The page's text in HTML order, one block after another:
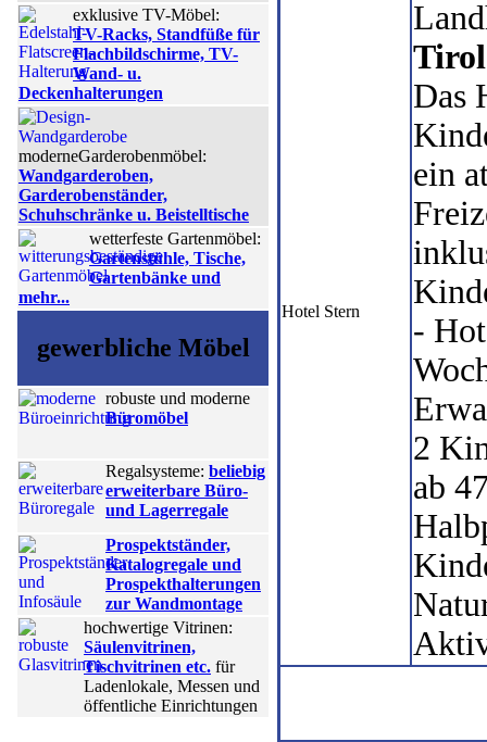
exklusive TV-Möbel:
TV-Racks, Standfüße für
Flachbildschirme, TV-
Wand- u.
Deckenhalterungen
moderneGarderobenmöbel:
Wandgarderoben,
Garderobenständer,
Schuhschränke u. Beistelltische
wetterfeste Gartenmöbel:
Gartenstühle, Tische,
Gartenbänke und
mehr...
gewerbliche Möbel
robuste und moderne
Büromöbel
Regalsysteme: beliebig
erweiterbare Büro-
und Lagerregale
Prospektständer,
Katalogregale und
Prospekthalterungen
zur Wandmontage
hochwertige Vitrinen:
Säulenvitrinen,
Tischvitrinen etc. für
Ladenlokale, Messen und
öffentliche Einrichtungen
Hotel Stern
Das
ein
-
2
ab